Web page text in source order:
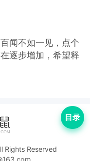
闻不如一见，点个
逐步增加，希望释
目录
Rights Reserved